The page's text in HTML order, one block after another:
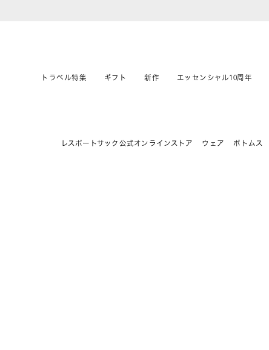
トラベル特集 ギフト 新作 エッセンシャル10周年
レスポートサック公式オンラインストア ウェア ボトムス